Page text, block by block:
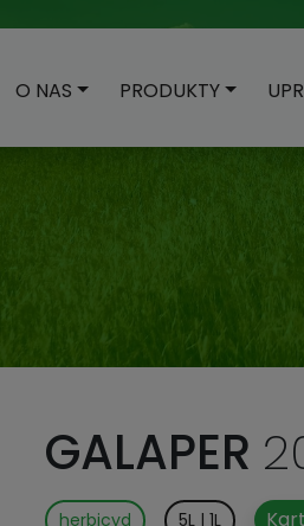
O NAS PRODUKTY
GALAPER
herbicyd 5L | 1L